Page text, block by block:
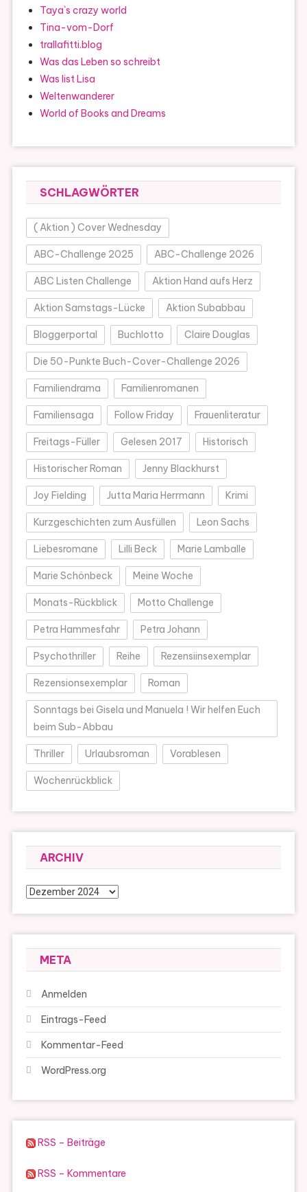
Taya`s crazy world
Tina-vom-Dorf
trallafitti.blog
Was das Leben so schreibt
Was list Lisa
Weltenwanderer
World of Books and Dreams
SCHLAGWÖRTER
( Aktion ) Cover Wednesday
ABC-Challenge 2025 ABC-Challenge 2026
ABC Listen Challenge Aktion Hand aufs Herz
Aktion Samstags-Lücke Aktion Subabbau
Bloggerportal Buchlotto Claire Douglas
Die 50-Punkte Buch-Cover-Challenge 2026
Familiendrama Familienromanen
Familiensaga Follow Friday Frauenliteratur
Freitags-Füller Gelesen 2017 Historisch
Historischer Roman Jenny Blackhurst
Joy Fielding Jutta Maria Herrmann Krimi
Kurzgeschichten zum Ausfüllen Leon Sachs
Liebesromane Lilli Beck Marie Lamballe
Marie Schönbeck Meine Woche
Monats-Rückblick Motto Challenge
Petra Hammesfahr Petra Johann
Psychothriller Reihe Rezensiinsexemplar
Rezensionsexemplar Roman
Sonntags bei Gisela und Manuela ! Wir helfen Euch
beim Sub-Abbau
Thriller Urlaubsroman Vorablesen
Wochenrückblick
ARCHIV
Archiv
META
Anmelden
Eintrags-Feed
Kommentar-Feed
WordPress.org
RSS – Beiträge
RSS – Kommentare